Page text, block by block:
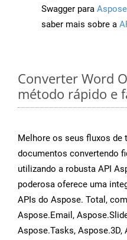
Swagger para
saber mais sobre a
Converter Word
método rápido e
Melhore os seus fluxos de
documentos convertendo
utilizando a robusta API
poderosa oferece uma
APIs do Aspose. Total,
Aspose.Email,
Aspose.Tasks,